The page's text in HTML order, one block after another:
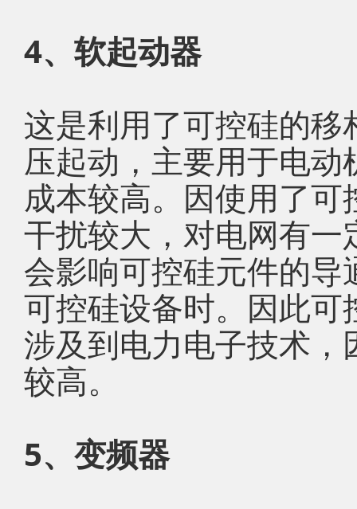
4、软起动器
这是利用了可控硅的
压起动，主要用于电
成本较高。因使用了
干扰较大，对电网有
会影响可控硅元件的
可控硅设备时。因此
涉及到电力电子技术
较高。
5、变频器